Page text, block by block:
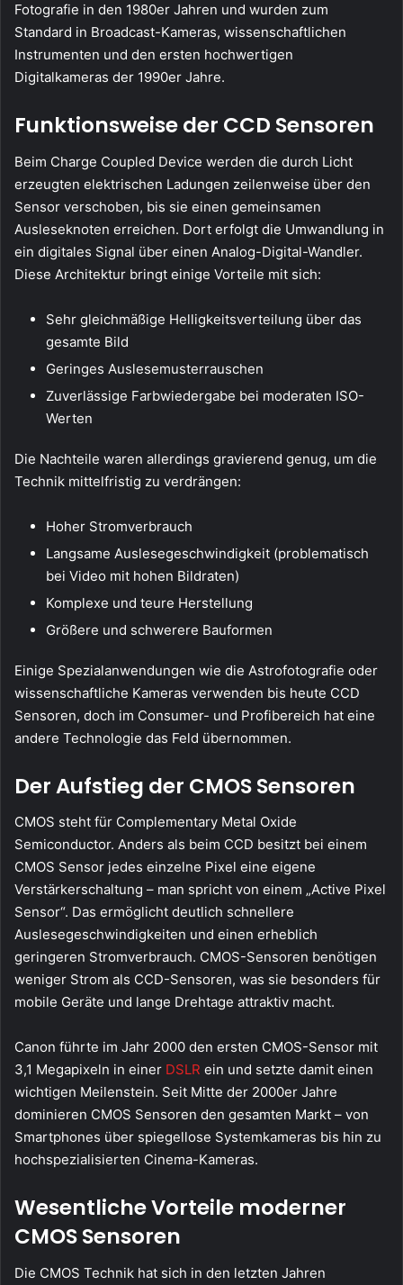
Fotografie in den 1980er Jahren und wurden zum
Standard in Broadcast-Kameras, wissenschaftlichen
Instrumenten und den ersten hochwertigen
Digitalkameras der 1990er Jahre.
Funktionsweise der CCD Sensoren
Beim Charge Coupled Device werden die durch Licht
erzeugten elektrischen Ladungen zeilenweise über den
Sensor verschoben, bis sie einen gemeinsamen
Ausleseknoten erreichen. Dort erfolgt die Umwandlung in
ein digitales Signal über einen Analog-Digital-Wandler.
Diese Architektur bringt einige Vorteile mit sich:
Sehr gleichmäßige Helligkeitsverteilung über das
gesamte Bild
Geringes Auslesemusterrauschen
Zuverlässige Farbwiedergabe bei moderaten ISO-
Werten
Die Nachteile waren allerdings gravierend genug, um die
Technik mittelfristig zu verdrängen:
Hoher Stromverbrauch
Langsame Auslesegeschwindigkeit (problematisch
bei Video mit hohen Bildraten)
Komplexe und teure Herstellung
Größere und schwerere Bauformen
Einige Spezialanwendungen wie die Astrofotografie oder
wissenschaftliche Kameras verwenden bis heute CCD
Sensoren, doch im Consumer- und Profibereich hat eine
andere Technologie das Feld übernommen.
Der Aufstieg der CMOS Sensoren
CMOS steht für Complementary Metal Oxide
Semiconductor. Anders als beim CCD besitzt bei einem
CMOS Sensor jedes einzelne Pixel eine eigene
Verstärkerschaltung – man spricht von einem „Active Pixel
Sensor“. Das ermöglicht deutlich schnellere
Auslesegeschwindigkeiten und einen erheblich
geringeren Stromverbrauch. CMOS-Sensoren benötigen
weniger Strom als CCD-Sensoren, was sie besonders für
mobile Geräte und lange Drehtage attraktiv macht.
Canon führte im Jahr 2000 den ersten CMOS-Sensor mit
3,1 Megapixeln in einer DSLR ein und setzte damit einen
wichtigen Meilenstein. Seit Mitte der 2000er Jahre
dominieren CMOS Sensoren den gesamten Markt – von
Smartphones über spiegellose Systemkameras bis hin zu
hochspezialisierten Cinema-Kameras.
Wesentliche Vorteile moderner
CMOS Sensoren
Die CMOS Technik hat sich in den letzten Jahren